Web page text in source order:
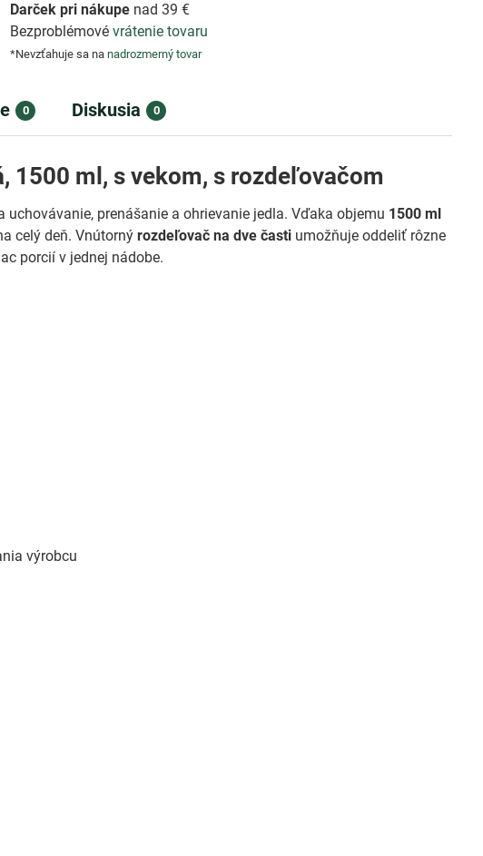
Darček pri nákupe nad 39 €
Bezproblémovévrátenie tovaru
*Nevzťahuje sa nanadrozmerný tovar
0 Diskusia 0
1500 ml, s vekom, s rozdeľovačom
uchovávanie, prenášanie a ohrievanie jedla. Vďaka objemu 1500 ml
celý deň. Vnútornýrozdeľovač na dve časti umožňuje oddeliť rôzne
porcií v jednej nádobe.
výrobcu